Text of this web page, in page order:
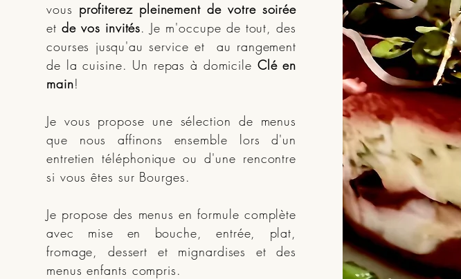
vous profiterez pleinement de votre soirée
etde vos invités. Je m'occupe de tout, des
courses jusqu'au service et au rangement
de la cuisine. Un repas à domicile Clé en
main!
Je vous propose une sélection de menus
que nous affinons ensemble lors d'un
entretien téléphonique ou d'une rencontre
si vous êtes sur Bourges.
Je propose des menus en formule complète
avec mise en bouche, entrée, plat,
fromage, dessert et mignardises et des
menus enfants compris.